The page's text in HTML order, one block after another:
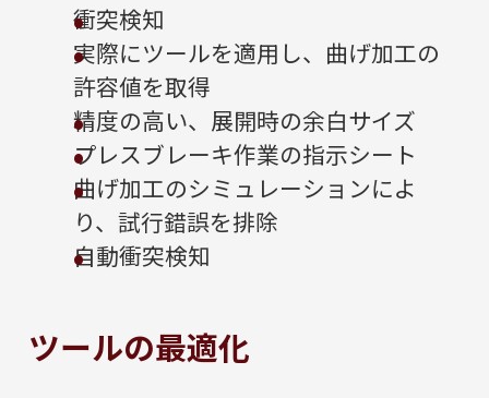
衝突検知
実際にツールを適用し、曲げ加工の
許容値を取得
精度の高い、展開時の余白サイズ
プレスブレーキ作業の指示シート
曲げ加工のシミュレーションによ
り、試行錯誤を排除
自動衝突検知
ツールの最適化